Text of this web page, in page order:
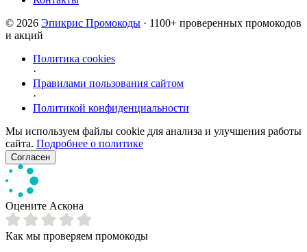
© 2026 Эпикрис Промокоды · 1100+ проверенных промокодов
и акций
Политика cookies
·
Правилами пользования сайтом
·
Политикой конфиденциальности
Мы используем файлы cookie для анализа и улучшения работы
сайта. Подробнее о политике
Согласен
Оцените Аскона
Как мы проверяем промокоды